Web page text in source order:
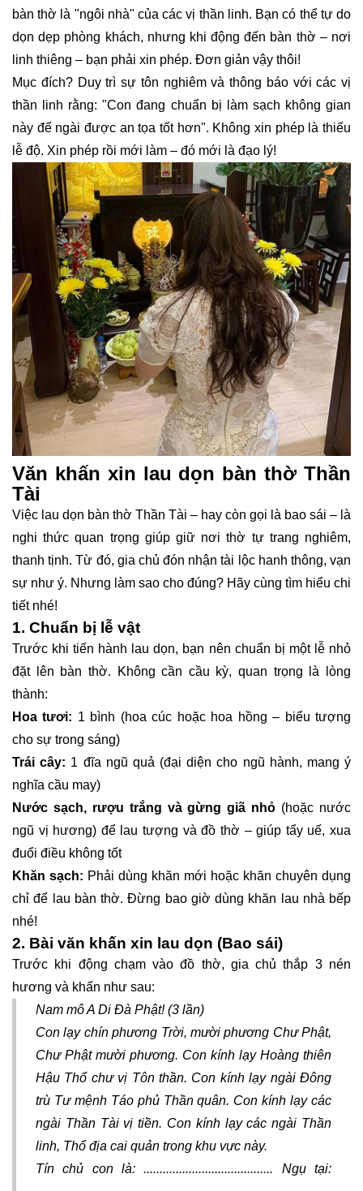
bàn thờ là "ngôi nhà" của các vị thần linh. Bạn có thể tự do
dọn dẹp phòng khách, nhưng khi động đến bàn thờ – nơi
linh thiêng – bạn phải xin phép. Đơn giản vậy thôi!
Mục đích? Duy trì sự tôn nghiêm và thông báo với các vị
thần linh rằng: "Con đang chuẩn bị làm sạch không gian
này để ngài được an tọa tốt hơn". Không xin phép là thiếu
lễ độ. Xin phép rồi mới làm – đó mới là đạo lý!
Văn khấn xin lau dọn bàn thờ Thần
Tài
Việc lau dọn bàn thờ Thần Tài – hay còn gọi là bao sái – là
nghi thức quan trọng giúp giữ nơi thờ tự trang nghiêm,
thanh tịnh. Từ đó, gia chủ đón nhận tài lộc hanh thông, vạn
sự như ý. Nhưng làm sao cho đúng? Hãy cùng tìm hiểu chi
tiết nhé!
1. Chuẩn bị lễ vật
Trước khi tiến hành lau dọn, bạn nên chuẩn bị một lễ nhỏ
đặt lên bàn thờ. Không cần cầu kỳ, quan trọng là lòng
thành:
Hoa tươi: 1 bình (hoa cúc hoặc hoa hồng – biểu tượng
cho sự trong sáng)
Trái cây: 1 đĩa ngũ quả (đại diện cho ngũ hành, mang ý
nghĩa cầu may)
Nước sạch, rượu trắng và gừng giã nhỏ (hoặc nước
ngũ vị hương) để lau tượng và đồ thờ – giúp tẩy uế, xua
đuổi điều không tốt
Khăn sạch: Phải dùng khăn mới hoặc khăn chuyên dụng
chỉ để lau bàn thờ. Đừng bao giờ dùng khăn lau nhà bếp
nhé!
2. Bài văn khấn xin lau dọn (Bao sái)
Trước khi động chạm vào đồ thờ, gia chủ thắp 3 nén
hương và khấn như sau:
Nam mô A Di Đà Phật! (3 lần)
Con lạy chín phương Trời, mười phương Chư Phật,
Chư Phật mười phương. Con kính lạy Hoàng thiên
Hậu Thổ chư vị Tôn thần. Con kính lạy ngài Đông
trù Tư mệnh Táo phủ Thần quân. Con kính lạy các
ngài Thần Tài vị tiền. Con kính lạy các ngài Thần
linh, Thổ địa cai quản trong khu vực này.
Tín chủ con là: ........................................ Ngụ tại: